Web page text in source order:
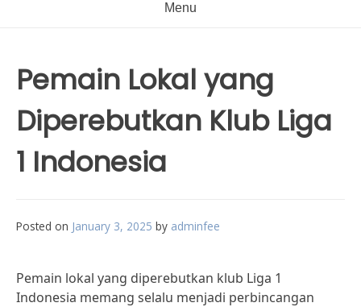
Menu
Pemain Lokal yang
Diperebutkan Klub Liga
1 Indonesia
Posted on January 3, 2025 by adminfee
Pemain lokal yang diperebutkan klub Liga 1
Indonesia memang selalu menjadi perbincangan